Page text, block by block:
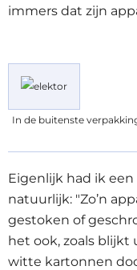
immers dat zijn
In de buitenste
Eigenlijk had ik
natuurlijk: "Zo’n
gestoken of
het ook, zoals
witte kartonnen